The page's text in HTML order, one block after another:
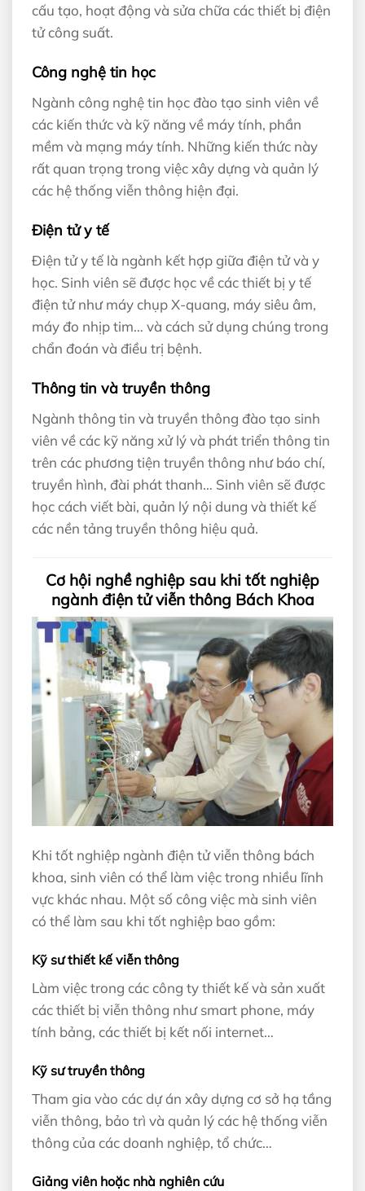
cấu tạo, hoạt động và sửa chữa các thiết bị điện
tử công suất.
Công nghệ tin học
Ngành công nghệ tin học đào tạo sinh viên về
các kiến thức và kỹ năng về máy tính, phần
mềm và mạng máy tính. Những kiến thức này
rất quan trọng trong việc xây dựng và quản lý
các hệ thống viễn thông hiện đại.
Điện tử y tế
Điện tử y tế là ngành kết hợp giữa điện tử và y
học. Sinh viên sẽ được học về các thiết bị y tế
điện tử như máy chụp X-quang, máy siêu âm,
máy đo nhịp tim… và cách sử dụng chúng trong
chẩn đoán và điều trị bệnh.
Thông tin và truyền thông
Ngành thông tin và truyền thông đào tạo sinh
viên về các kỹ năng xử lý và phát triển thông tin
trên các phương tiện truyền thông như báo chí,
truyền hình, đài phát thanh… Sinh viên sẽ được
học cách viết bài, quản lý nội dung và thiết kế
các nền tảng truyền thông hiệu quả.
Cơ hội nghề nghiệp sau khi tốt nghiệp
ngành điện tử viễn thông Bách Khoa
Khi tốt nghiệp ngành điện tử viễn thông bách
khoa, sinh viên có thể làm việc trong nhiều lĩnh
vực khác nhau. Một số công việc mà sinh viên
có thể làm sau khi tốt nghiệp bao gồm:
Kỹ sư thiết kế viễn thông
Làm việc trong các công ty thiết kế và sản xuất
các thiết bị viễn thông như smart phone, máy
tính bảng, các thiết bị kết nối internet…
Kỹ sư truyền thông
Tham gia vào các dự án xây dựng cơ sở hạ tầng
viễn thông, bảo trì và quản lý các hệ thống viễn
thông của các doanh nghiệp, tổ chức…
Giảng viên hoặc nhà nghiên cứu